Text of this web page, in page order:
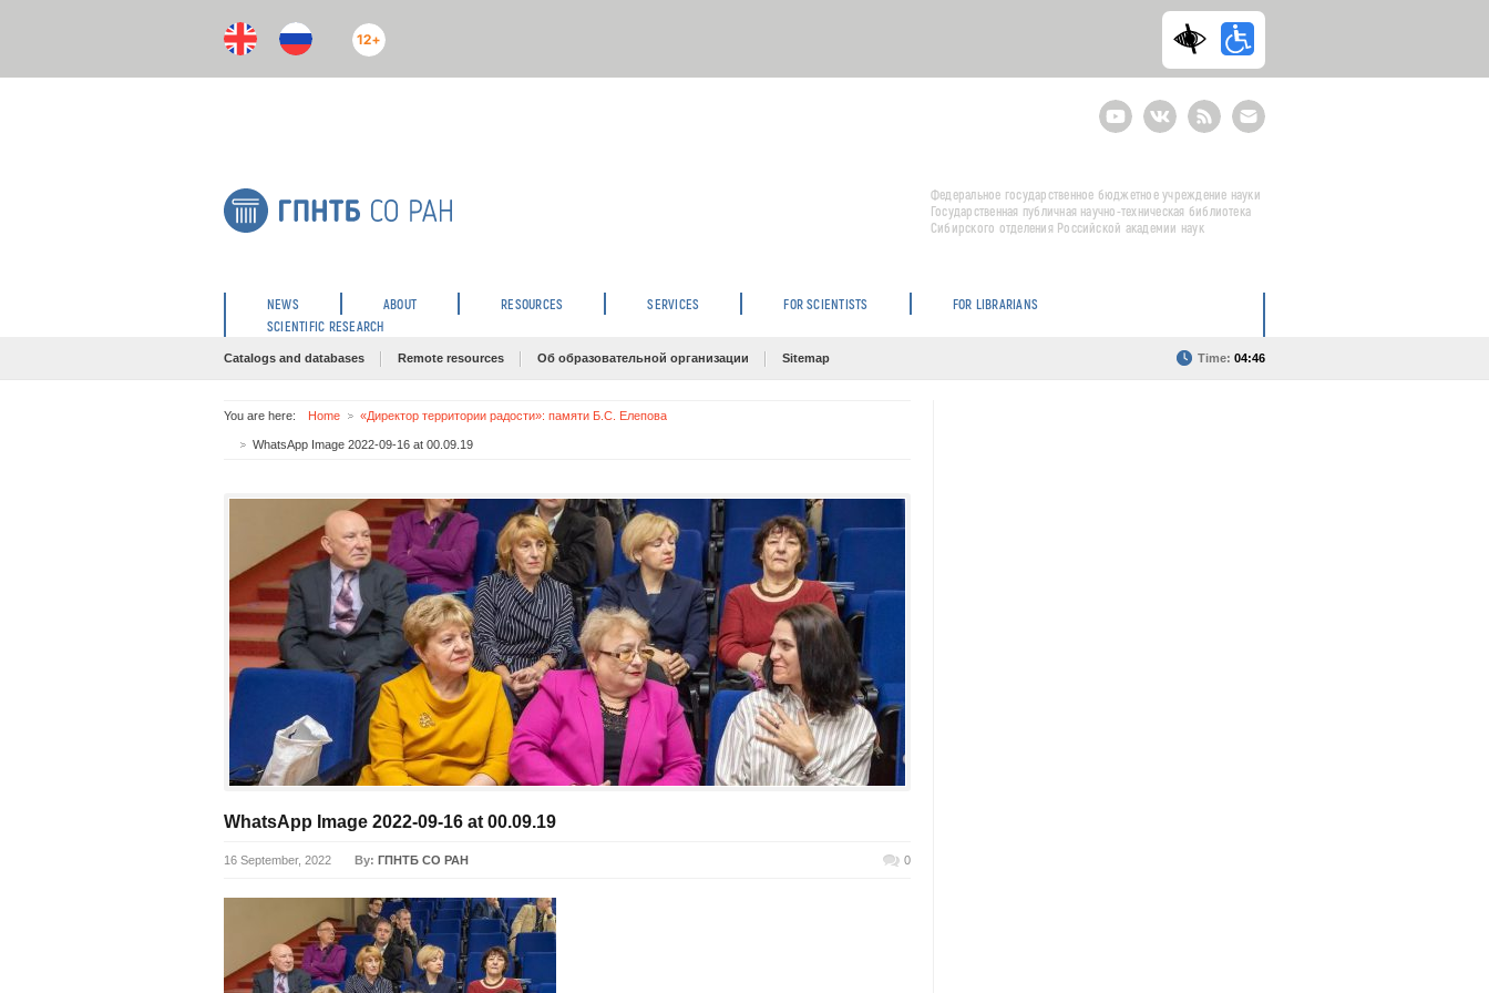
12+
YoutubeВКонтактеRSS
E-
mail
подписка
Федеральное государственное бюджетное учреждение науки
Государственная публичная научно-техническая библиотека
Сибирского отделения Российской академии наук
NEWS ABOUT RESOURCES SERVICES FOR SCIENTISTS
FOR LIBRARIANS
SCIENTIFIC RESEARCH
Catalogs and databases Remote resources Об образовательной организации Sitemap Time: 04:46
You are here: Home «Директор территории радости»: памяти Б.С. Елепова
WhatsApp Image 2022-09-16 at 00.09.19
WhatsApp Image 2022-09-16 at 00.09.19
16 September, 2022 By: ГПНТБ СО РАН 0